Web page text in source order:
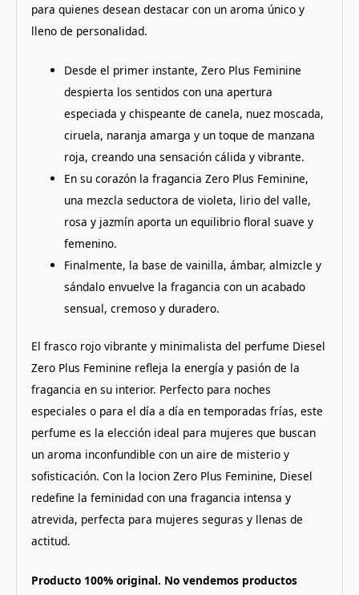
para quienes desean destacar con un aroma único y
lleno de personalidad.
Desde el primer instante, Zero Plus Feminine
despierta los sentidos con una apertura
especiada y chispeante de canela, nuez moscada,
ciruela, naranja amarga y un toque de manzana
roja, creando una sensación cálida y vibrante.
En su corazón la fragancia Zero Plus Feminine,
una mezcla seductora de violeta, lirio del valle,
rosa y jazmín aporta un equilibrio floral suave y
femenino.
Finalmente, la base de vainilla, ámbar, almizcle y
sándalo envuelve la fragancia con un acabado
sensual, cremoso y duradero.
El frasco rojo vibrante y minimalista del perfume Diesel
Zero Plus Feminine refleja la energía y pasión de la
fragancia en su interior. Perfecto para noches
especiales o para el día a día en temporadas frías, este
perfume es la elección ideal para mujeres que buscan
un aroma inconfundible con un aire de misterio y
sofisticación. Con la locion Zero Plus Feminine, Diesel
redefine la feminidad con una fragancia intensa y
atrevida, perfecta para mujeres seguras y llenas de
actitud.
Producto 100% original. No vendemos productos